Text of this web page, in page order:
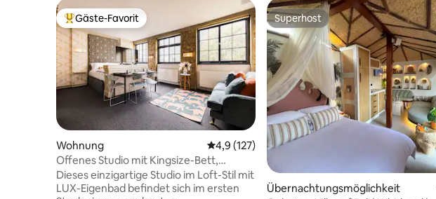
Beliebter Gäste-Favorit.
Gäste-Favorit
Wohnung Durchschnittliche Bewertung: 4,9 von 5, 127
4,9 (127)
Offenes Studio mit Kingsize-Bett,
eigenem Bad und Klimaanlage – 6-m-
Schlauch
Dieses einzigartige Studio im Loft-Stil mit
LUX-Eigenbad befindet sich im ersten
Superhost
Superhost
Übernachtungsmöglichkeit